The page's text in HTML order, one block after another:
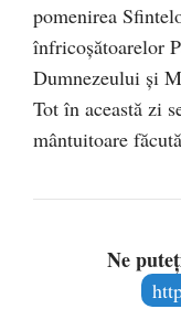
pomenirea
înfricoşătoarelor
Dumnezeului şi
Tot în această zi
mântuitoare
Ne